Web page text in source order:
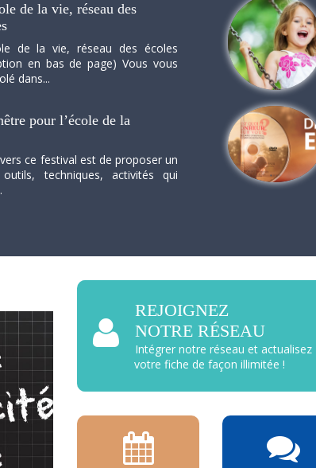
de la vie, réseau des
de la vie, réseau des écoles
en bas de page) Vous vous
dans...
pour l’école de la
ce festival est de proposer un
techniques, activités qui
REJOIGNEZ
NOTRE RÉSEAU
Intégrer notre réseau et actualisez
votre fiche de façon illimitée !